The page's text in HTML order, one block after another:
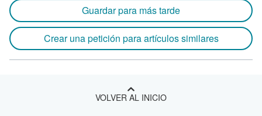
Guardar para más tarde
Crear una petición para artículos similares
VOLVER AL INICIO